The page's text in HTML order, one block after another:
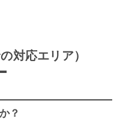
の対応エリア）
？